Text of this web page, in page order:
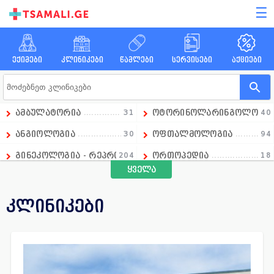
☰
ექიმები კლინიკები წამლები სერვისები აქციები
ამბულატორია 31
ანგიოლოგია 30
გინეკოლოგია - რეპროდუქტოლოგია
204
გასტროენტეროლოგია18
დიაგნოსტიკა
ესთეტიკური მედიცინა
40
ოფთალმოლოგია 94
ორთოპედია 18
ოსტეოპათია
ყველა
კლინიკები